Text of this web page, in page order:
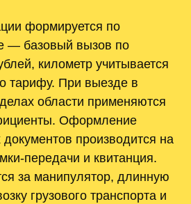
формируется по
— базовый вызов по
километр учитывается
тарифу. При выезде в
области применяются
Оформление
производится на
передачи и квитанция.
за манипулятор, длинную
грузового транспорта и